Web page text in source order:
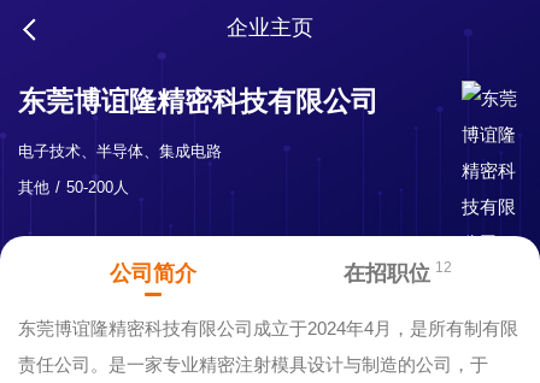
企业主页
东莞博谊隆精密科技有限公司
电子技术、半导体、集成电路
其他
50-200人
公司简介 在招职位 12
东莞博谊隆精密科技有限公司成立于2024年4月，是所有制有限
责任公司。是一家专业精密注射模具设计与制造的公司，于